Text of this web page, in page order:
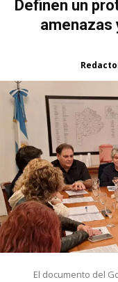
Definen un
amenazas
El documento del